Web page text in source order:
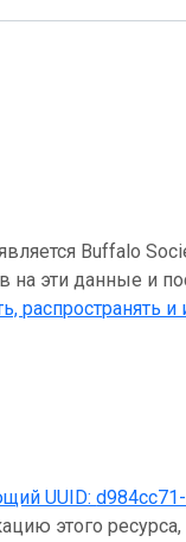
Buffalo
на эти данные и
распространять и
UUID:
этого